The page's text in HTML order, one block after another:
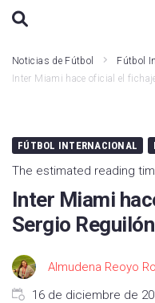
Noticias de Fútbol
Fútbol
Inter Miami hace oficial el
FÚTBOL INTERNACIONAL
The estimated reading
Inter Miami
Sergio Reguilón
Almudena Reoyo
16 de diciembre de